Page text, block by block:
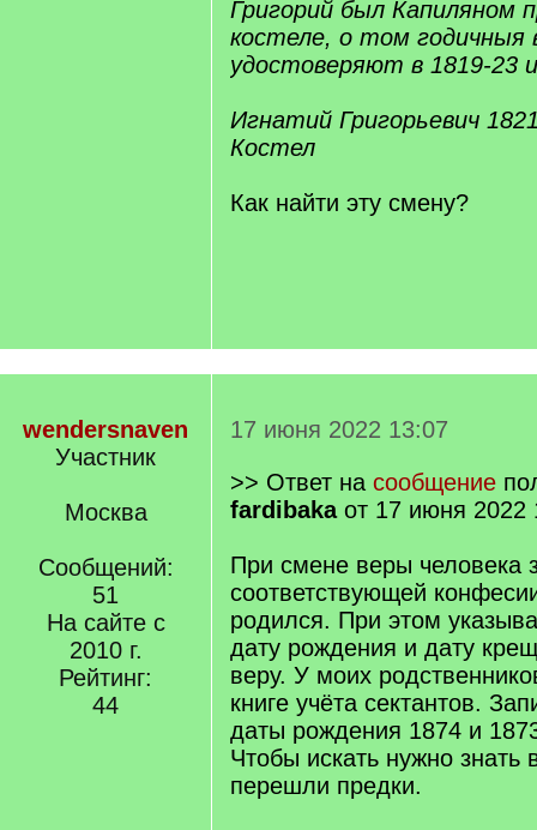
Григорий был Капиляном
костеле, о том годичныя
удостоверяют в 1819-23
Игнатий Григорьевич
Костел
Как найти эту смену?
wendersnaven
Участник
Москва
Сообщений:
51
На сайте с
2010 г.
Рейтинг:
44
17 июня 2022 13:07
>> Ответ на сообщение
fardibakaот 17 июня 2022
При смене веры человека
соответствующей
родился. При этом
дату рождения и дату
веру. У моих
книге учёта сектантов.
даты рождения 1874 и
Чтобы искать нужно знать
перешли предки.